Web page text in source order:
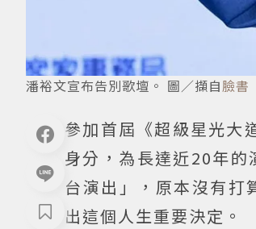
潘裕文宣布告別歌壇。 圖／擷自臉書
參加首屆《超級星光大
身分，為長達近20年
台演出」，原本沒有打
出這個人生重要決定。